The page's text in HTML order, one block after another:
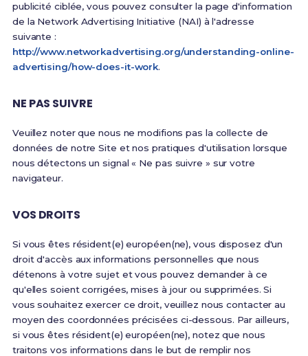
publicité ciblée, vous pouvez consulter la page d'information
de la Network Advertising Initiative (NAI) à l'adresse
suivante :
http://www.networkadvertising.org/understanding-online-
advertising/how-does-it-work.
NE PAS SUIVRE
Veuillez noter que nous ne modifions pas la collecte de
données de notre Site et nos pratiques d'utilisation lorsque
nous détectons un signal « Ne pas suivre » sur votre
navigateur.
VOS DROITS
Si vous êtes résident(e) européen(ne), vous disposez d'un
droit d'accès aux informations personnelles que nous
détenons à votre sujet et vous pouvez demander à ce
qu'elles soient corrigées, mises à jour ou supprimées. Si
vous souhaitez exercer ce droit, veuillez nous contacter au
moyen des coordonnées précisées ci-dessous. Par ailleurs,
si vous êtes résident(e) européen(ne), notez que nous
traitons vos informations dans le but de remplir nos